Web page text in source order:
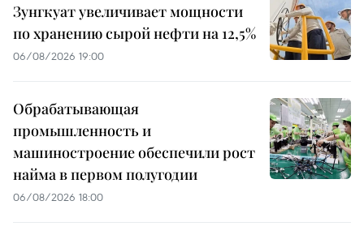
Зунгкуат увеличивает мощности
по хранению сырой нефти на 12,5%
06/08/2026 19:00
Обрабатывающая
промышленность и
машиностроение обеспечили рост
найма в первом полугодии
06/08/2026 18:00